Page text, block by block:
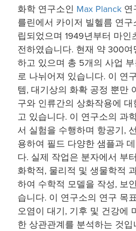
화학 연구소인 Max Planck 연
를린에서 카이저 빌헬름 연
립되었으며 1949년부터 마인
전하였습니다. 현재 약 300
하고 있으며 총 5개의 사업
로 나뉘어져 있습니다. 이 연
템, 대기상의 화확 공정 뿐만
구와 인류간의 상화작용에
고 있습니다. 이 연구소의 과
서 실험을 수행하며 항공기,
용하여 필드 다양한 샘플과
다. 실제 작업은 분자에서 부
화학적, 물리적 및 생물학적
하여 수학적 모델을 작성, 보
습니다. 이 연구소의 연구 목
오염이 대기, 기후 및 건강에
한 상관관계를 분석하는 것